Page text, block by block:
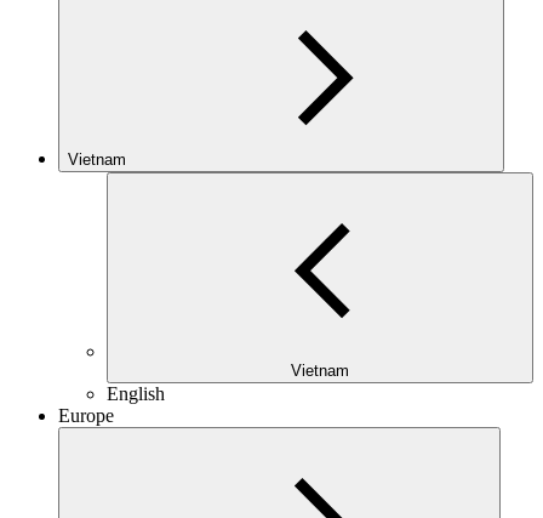
Vietnam
Vietnam
English
Europe